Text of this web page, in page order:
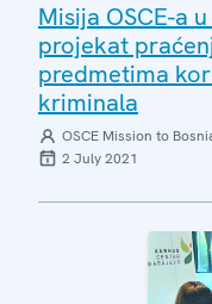
Misija OSCE-a
projekat
predmetima
kriminala
OSCE Mission to
2 July 2021